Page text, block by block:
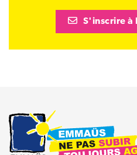
S'inscrire à